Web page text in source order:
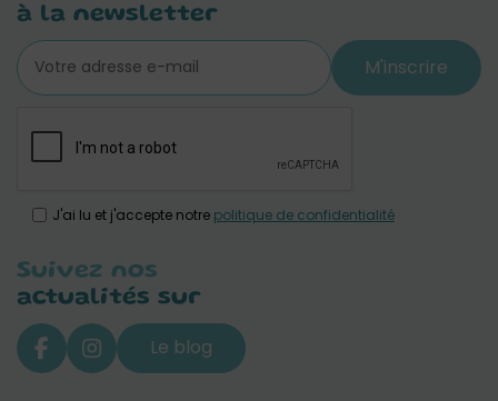
à la newsletter
M'inscrire
J'ai lu et j'accepte notre politique de confidentialité
Suivez nos
actualités sur
Le blog